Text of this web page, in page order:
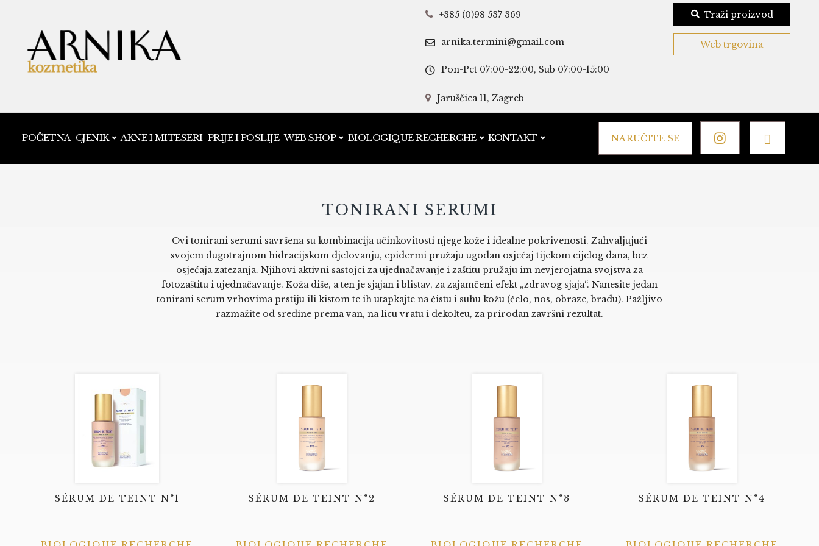
+385 (0)98 537 369
arnika.termini@gmail.com
Pon-Pet 07:00-22:00, Sub 07:00-15:00
Jaruščica 11, Zagreb
Traži proizvod
Web trgovina
POČETNA CJENIK AKNE I MITESERI PRIJE I POSLIJE WEB SHOP BIOLOGIQUE RECHERCHE KONTAKT NARUČITE SE
TONIRANI SERUMI
Ovi tonirani serumi savršena su kombinacija učinkovitosti njege kože i idealne pokrivenosti. Zahvaljujući
svojem dugotrajnom hidracijskom djelovanju, epidermi pružaju ugodan osjećaj tijekom cijelog dana, bez
osjećaja zatezanja. Njihovi aktivni sastojci za ujednačavanje i zaštitu pružaju im nevjerojatna svojstva za
fotozaštitu i ujednačavanje. Koža diše, a ten je sjajan i blistav, za zajamčeni efekt „zdravog sjaja“. Nanesite jedan
tonirani serum vrhovima prstiju ili kistom te ih utapkajte na čistu i suhu kožu (čelo, nos, obraze, bradu). Pažljivo
razmažite od sredine prema van, na licu vratu i dekolteu, za prirodan završni rezultat.
SÉRUM DE TEINT N°1 SÉRUM DE TEINT N°2 SÉRUM DE TEINT N°3 SÉRUM DE TEINT N°4